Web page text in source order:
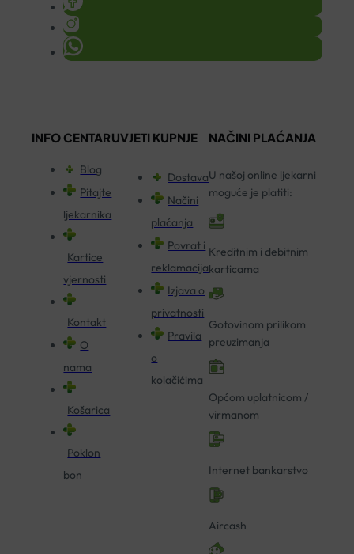
INFO CENTAR
Blog
Pitajte
ljekarnika
Kartice
vjernosti
Kontakt
O
nama
Košarica
Poklon
bon
UVJETI KUPNJE
Dostava
Načini
plaćanja
Povrat i
reklamacija
Izjava o
privatnosti
Pravila
o
kolačićima
NAČINI PLAĆANJA
U našoj online ljekarni
moguće je platiti:
Kreditnim i debitnim
karticama
Gotovinom prilikom
preuzimanja
Općom uplatnicom /
virmanom
Internet bankarstvo
Aircash